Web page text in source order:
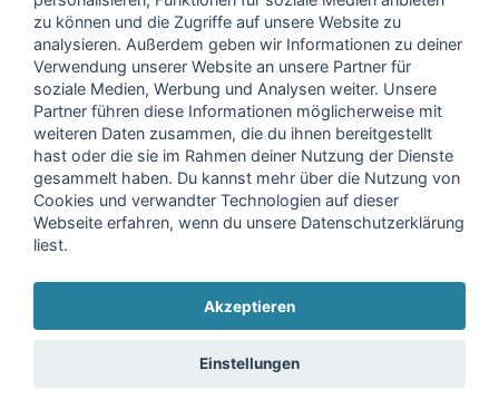
Ich stimme der Verarbeitung meiner Daten, wie in der
Einwilligungserklärungder fitnessmarkt.de services GmbH
beschrieben, zu und bestätige, dass ich das 16. Lebensjahr
vollendet habe. Ich kann diese Einwilligung jederzeit mit
Wirkung für die Zukunft widerrufen. Weitere Informationen
finden Sie in unsererDatenschutzerklärung.
Copyright © 2026 fitnessmarkt.de services GmbH
zu können und die Zugriffe auf unsere Website zu
analysieren. Außerdem geben wir Informationen zu deiner
Verwendung unserer Website an unsere Partner für
soziale Medien, Werbung und Analysen weiter. Unsere
Partner führen diese Informationen möglicherweise mit
weiteren Daten zusammen, die du ihnen bereitgestellt
hast oder die sie im Rahmen deiner Nutzung der Dienste
gesammelt haben. Du kannst mehr über die Nutzung von
Cookies und verwandter Technologien auf dieser
Webseite erfahren, wenn du unsere Datenschutzerklärung
liest.
Akzeptieren
Einstellungen